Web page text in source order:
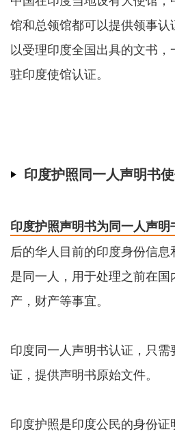
馆和总领馆都可以提供领事
以受理印度全国出具的文书
驻印度使馆认证。
印度护照同一人声明书
印度护照声明书为同一人声明
后的华人目前的印度身份信
是同一人，用于处理之前在
产，财产等事宜。
印度同一人声明书认证，只
证，提供声明书原始文件。
印度护照是印度公民的身份